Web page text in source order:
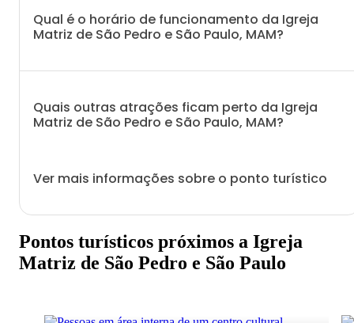
Qual é o horário de funcionamento da Igreja
Matriz de São Pedro e São Paulo, MAM?
Quais outras atrações ficam perto da Igreja
Matriz de São Pedro e São Paulo, MAM?
Ver mais informações sobre o ponto turístico
Pontos turísticos próximos a Igreja
Matriz de São Pedro e São Paulo